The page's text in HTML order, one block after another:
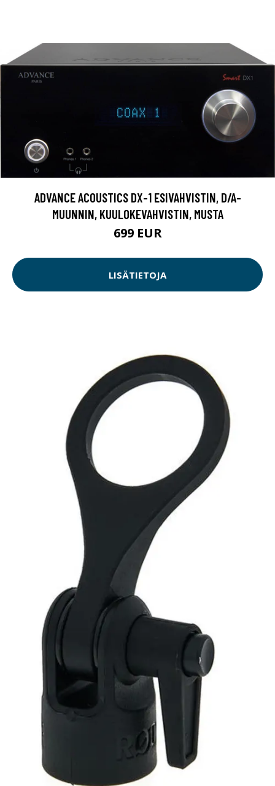
ADVANCE ACOUSTICS DX-1 ESIVAHVISTIN, D/A-
MUUNNIN, KUULOKEVAHVISTIN, MUSTA
699 EUR
LISÄTIETOJA